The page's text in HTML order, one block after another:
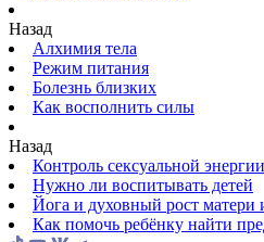
Назад
Алхимия тела
Режим питания
Болезнь близких
Как восполнить силы
Назад
Контроль сексуальной энергии
Нужно ли воспитывать детей
Йога и духовный рост матери
Как помочь ребёнку найти